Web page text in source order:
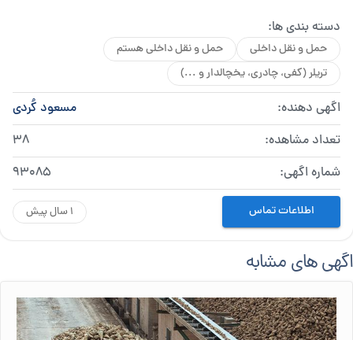
دسته بندی ها:
حمل و نقل داخلی
حمل و نقل داخلی هستم
تریلر (کفی، چادری، یخچالدار و ...)
اگهی دهنده:
مسعود کُردی
تعداد مشاهده:
38
شماره اگهی:
93085
اطلاعات تماس 1 سال پیش
اگهی های مشابه